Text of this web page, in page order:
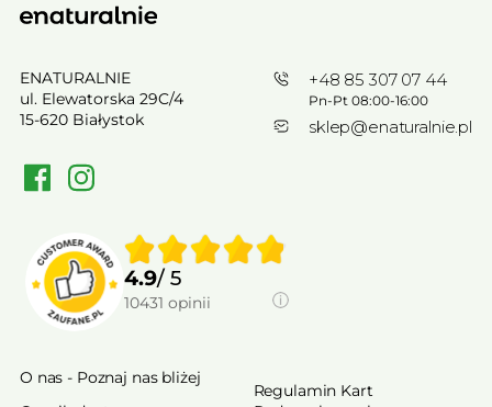
ENATURALNIE
ul. Elewatorska 29C/4
15-620 Białystok
+48 85 307 07 44
Pn-Pt 08:00-16:00
sklep@enaturalnie.pl
4.9/ 5
10431 opinii
O nas - Poznaj nas bliżej
Regulamin Kart